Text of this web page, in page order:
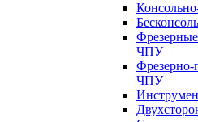
ЧПУ
Фрезерно-
ЧПУ